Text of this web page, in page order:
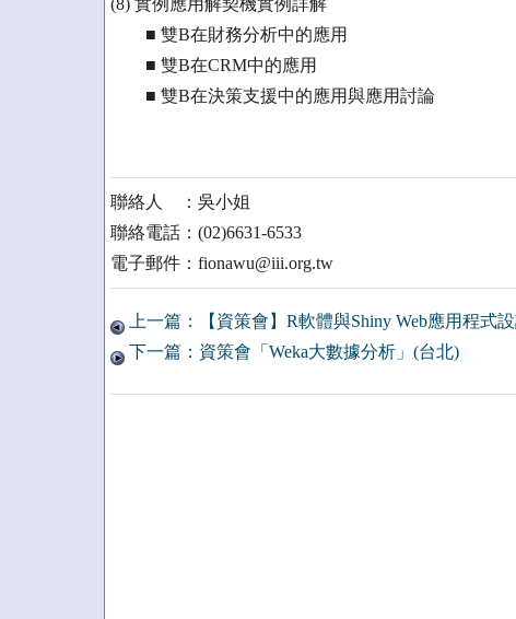
(8) 實例應用解契機實例詳解
■ 雙B在財務分析中的應用
■ 雙B在CRM中的應用
■ 雙B在決策支援中的應用與應用討論
聯絡人 ：吳小姐
聯絡電話：(02)6631-6533
電子郵件：fionawu@iii.org.tw
上一篇：【資策會】R軟體與Shiny Web應用程式
下一篇：資策會「Weka大數據分析」(台北)